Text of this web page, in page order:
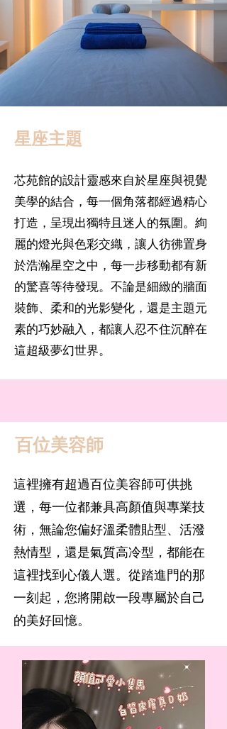
星座主題
芯苑館的設計靈感來自於星座與視覺
美學的結合，每一個角落都經過精心
打造，呈現出獨特且迷人的氛圍。絢
麗的燈光與色彩交織，讓人彷彿置身
於浩瀚星空之中，每一步移動都有新
的驚喜等待發現。不論是細緻的牆面
裝飾、柔和的光影變化，還是主題元
素的巧妙融入，都讓人忍不住沉醉在
這超級夢幻世界。
​百位美容師
這裡擁有超過百位美容師可供挑
選，每一位都兼具高顏值與專業技
術，無論您偏好溫柔體貼型、活潑
熱情型，還是氣質高冷型，都能在
這裡找到心儀人選。從踏進門的那
一刻起，您將開啟一段專屬於自己
的美好回憶。